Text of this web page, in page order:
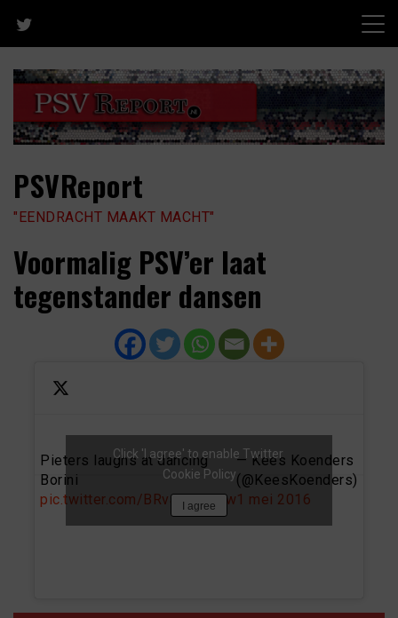
content
PSVReport
"EENDRACHT MAAKT MACHT"
Voormalig PSV’er laat
tegenstander dansen
Pieters laughs at dancing
Borini
pic.twitter.com/BRvaFNPNSw
— Kees Koenders
(@KeesKoenders)
1 mei 2016
Click 'I agree' to enable Twitter
Cookie Policy
I agree